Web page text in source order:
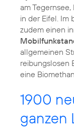
am
in der Eifel. Im
zudem einen
allgemeinen
reibungslosen
eine
1900
ganzen